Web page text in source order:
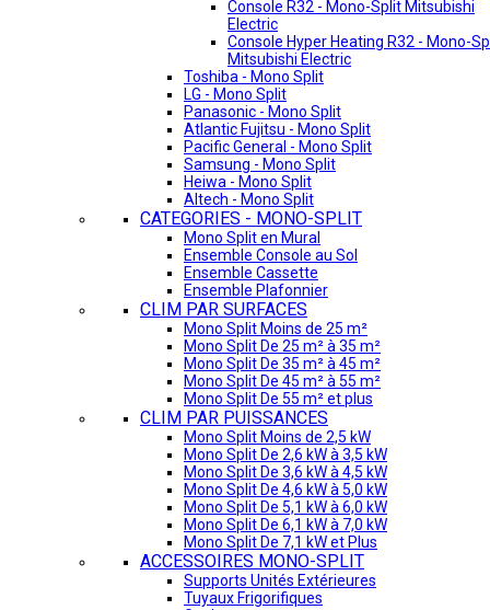
Console R32 - Mono-Split Mitsubishi
Electric
Console Hyper Heating R32 - Mono-
Mitsubishi Electric
Toshiba - Mono Split
LG - Mono Split
Panasonic - Mono Split
Atlantic Fujitsu - Mono Split
Pacific General - Mono Split
Samsung - Mono Split
Heiwa - Mono Split
Altech - Mono Split
CATEGORIES - MONO-SPLIT
Mono Split en Mural
Ensemble Console au Sol
Ensemble Cassette
Ensemble Plafonnier
CLIM PAR SURFACES
Mono Split Moins de 25 m²
Mono Split De 25 m² à 35 m²
Mono Split De 35 m² à 45 m²
Mono Split De 45 m² à 55 m²
Mono Split De 55 m² et plus
CLIM PAR PUISSANCES
Mono Split Moins de 2,5 kW
Mono Split De 2,6 kW à 3,5 kW
Mono Split De 3,6 kW à 4,5 kW
Mono Split De 4,6 kW à 5,0 kW
Mono Split De 5,1 kW à 6,0 kW
Mono Split De 6,1 kW à 7,0 kW
Mono Split De 7,1 kW et Plus
ACCESSOIRES MONO-SPLIT
Supports Unités Extérieures
Tuyaux Frigorifiques